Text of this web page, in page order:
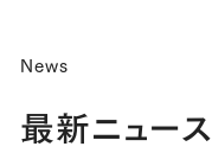
News
最新ニュース